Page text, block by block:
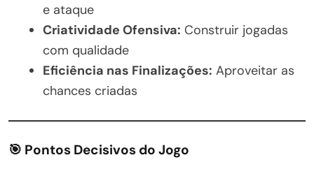
e ataque
Criatividade Ofensiva: Construir jogadas
com qualidade
Eficiência nas Finalizações: Aproveitar as
chances criadas
🎯 Pontos Decisivos do Jogo